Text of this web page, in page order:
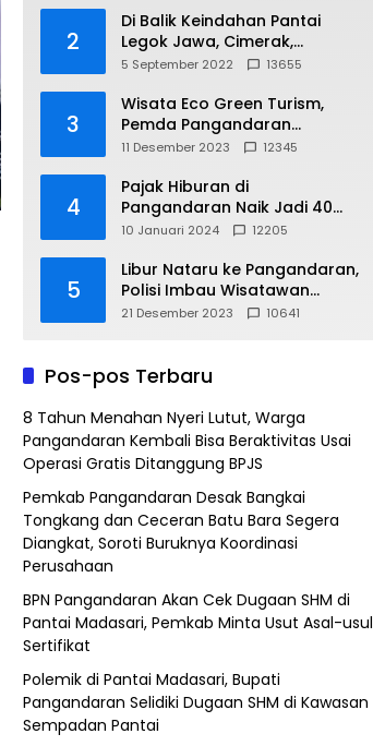
2
Di Balik Keindahan Pantai
Legok Jawa, Cimerak,
Pangandaran
5 September 2022 13655
3
Wisata Eco Green Turism,
Pemda Pangandaran
Gandeng PLN
11 Desember 2023 12345
4
Pajak Hiburan di
Pangandaran Naik Jadi 40
Persen
10 Januari 2024 12205
5
Libur Nataru ke Pangandaran,
Polisi Imbau Wisatawan
Gunakan Jalur Arteri
21 Desember 2023 10641
Pos-pos Terbaru
8 Tahun Menahan Nyeri Lutut, Warga
Pangandaran Kembali Bisa Beraktivitas Usai
Operasi Gratis Ditanggung BPJS
Pemkab Pangandaran Desak Bangkai
Tongkang dan Ceceran Batu Bara Segera
Diangkat, Soroti Buruknya Koordinasi
Perusahaan
BPN Pangandaran Akan Cek Dugaan SHM di
Pantai Madasari, Pemkab Minta Usut Asal-usul
Sertifikat
Polemik di Pantai Madasari, Bupati
Pangandaran Selidiki Dugaan SHM di Kawasan
Sempadan Pantai